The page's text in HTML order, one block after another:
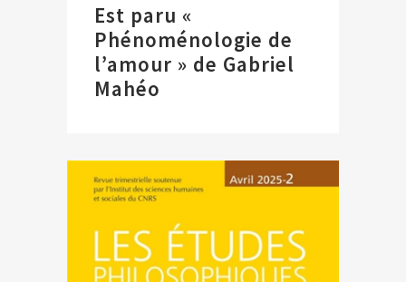
Est paru «
Phénoménologie de
l’amour » de Gabriel
Mahéo